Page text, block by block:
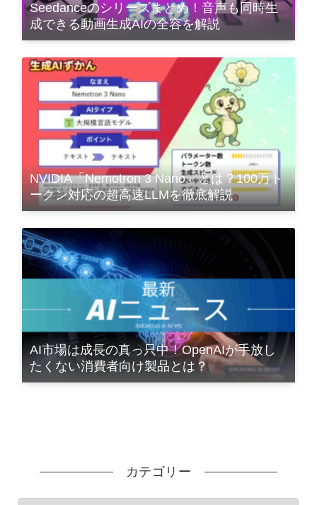
Seedanceのシリーズまとめ！音声も同時生
成できる動画生成AIの全容を解説
NVIDIA「Nemotron 3 Nano」とは？100万ト
ークン対応の超高速LLMを徹底解説
AI市場は成長の真っ只中！OpenAIが手放し
たくない消費者向け製品とは？
カテゴリー